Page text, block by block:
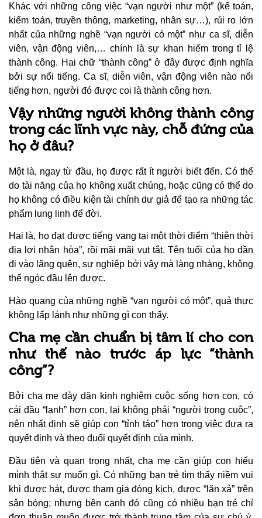
Khác với những công việc “vạn người như một” (kế toán,
kiểm toán, truyền thông, marketing, nhân sự…), rủi ro lớn
nhất của những nghề “vạn người có một” như ca sĩ, diễn
viên, vận động viên,… chính là sự khan hiếm trong tỉ lệ
thành công. Hai chữ “thành công” ở đây được định nghĩa
bởi sự nổi tiếng. Ca sĩ, diễn viên, vận động viên nào nổi
tiếng hơn, người đó được coi là thành công hơn.
Vậy những người không thành công
trong các lĩnh vực này, chỗ đứng của
họ ở đâu?
Một là, ngay từ đầu, họ được rất ít người biết đến. Có thể
do tài năng của họ không xuất chúng, hoặc cũng có thể do
họ không có điều kiện tài chính dư giả để tạo ra những tác
phẩm lung linh để đời.
Hai là, họ đạt được tiếng vang tại một thời điểm “thiên thời
địa lợi nhân hòa”, rồi mãi mãi vụt tắt. Tên tuổi của họ dần
đi vào lãng quên, sự nghiệp bởi vậy mà làng nhàng, không
thể ngóc đầu lên được.
Hào quang của những nghề “vạn người có một”, quả thực
không lấp lánh như những gì con thấy.
Cha mẹ cần chuẩn bị tâm lí cho con
như thế nào trước áp lực “thành
công”?
Bởi cha mẹ dày dặn kinh nghiệm cuộc sống hơn con, có
cái đầu “lạnh” hơn con, lại không phải “người trong cuộc”,
nên nhất định sẽ giúp con “tỉnh táo” hơn trong việc đưa ra
quyết định và theo đuổi quyết định của mình.
Đầu tiên và quan trọng nhất, cha mẹ cần giúp con hiểu
mình thật sự muốn gì. Có những bạn trẻ tìm thấy niềm vui
khi được hát, được tham gia đóng kịch, được “lăn xả” trên
sân bóng; nhưng bên cạnh đó cũng có nhiều bạn trẻ chỉ